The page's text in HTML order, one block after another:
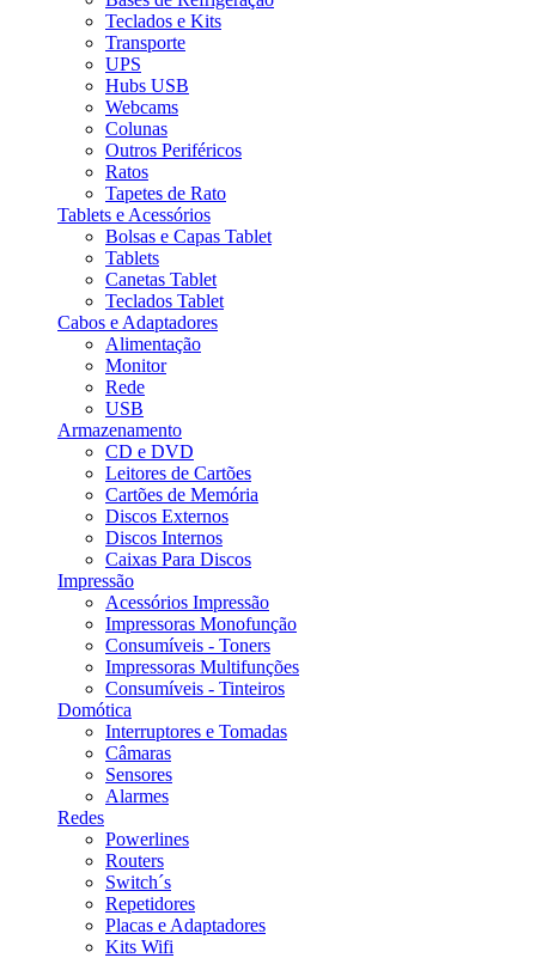
Teclados e Kits
Transporte
UPS
Hubs USB
Webcams
Colunas
Outros Periféricos
Ratos
Tapetes de Rato
Tablets e Acessórios
Bolsas e Capas Tablet
Tablets
Canetas Tablet
Teclados Tablet
Cabos e Adaptadores
Alimentação
Monitor
Rede
USB
Armazenamento
CD e DVD
Leitores de Cartões
Cartões de Memória
Discos Externos
Discos Internos
Caixas Para Discos
Impressão
Acessórios Impressão
Impressoras Monofunção
Consumíveis - Toners
Impressoras Multifunções
Consumíveis - Tinteiros
Domótica
Interruptores e Tomadas
Câmaras
Sensores
Alarmes
Redes
Powerlines
Routers
Switch´s
Repetidores
Placas e Adaptadores
Kits Wifi